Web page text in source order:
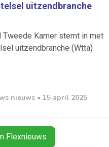
uitzendbranche
Tweede Kamer stemt in met
uitzendbranche (Wtta)
nieuws • 15 april 2025
Flexnieuws